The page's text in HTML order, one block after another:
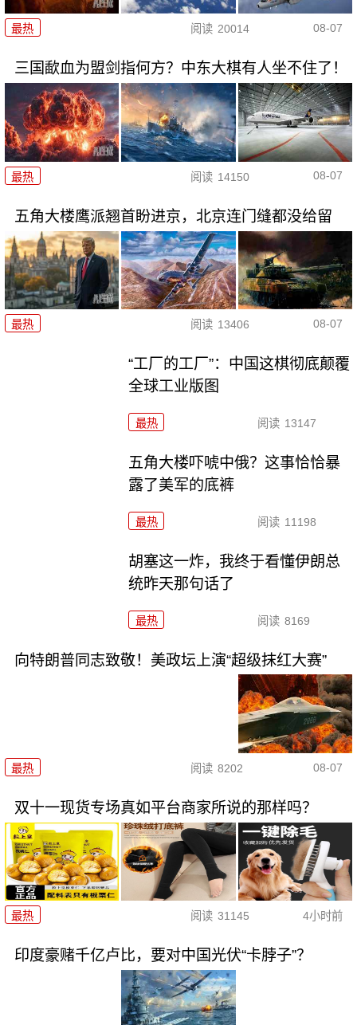
最热 阅读 20014 08-07
三国歃血为盟剑指何方？中东大棋有人坐不住了！
最热 阅读 14150 08-07
五角大楼鹰派翘首盼进京，北京连门缝都没给留
最热 阅读 13406 08-07
“工厂的工厂”：中国这棋彻底颠覆
全球工业版图
最热 阅读 13147
五角大楼吓唬中俄？这事恰恰暴
露了美军的底裤
最热 阅读 11198
胡塞这一炸，我终于看懂伊朗总
统昨天那句话了
最热 阅读 8169
向特朗普同志致敬！美政坛上演“超级抹红大赛”
最热 阅读 8202 08-07
双十一现货专场真如平台商家所说的那样吗？
最热 阅读 31145 4小时前
印度豪赌千亿卢比，要对中国光伏“卡脖子”？